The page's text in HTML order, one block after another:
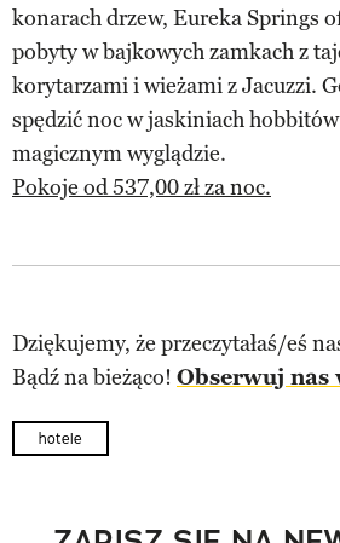
konarach drzew, Eureka Springs
pobyty w bajkowych zamkach z
korytarzami i wieżami z Jacuzzi.
spędzić noc w jaskiniach
magicznym wyglądzie.
Pokoje od 537,00 zł za noc.
Dziękujemy, że przeczytałaś/eś
Bądź na bieżąco! Obserwuj nas
hotele